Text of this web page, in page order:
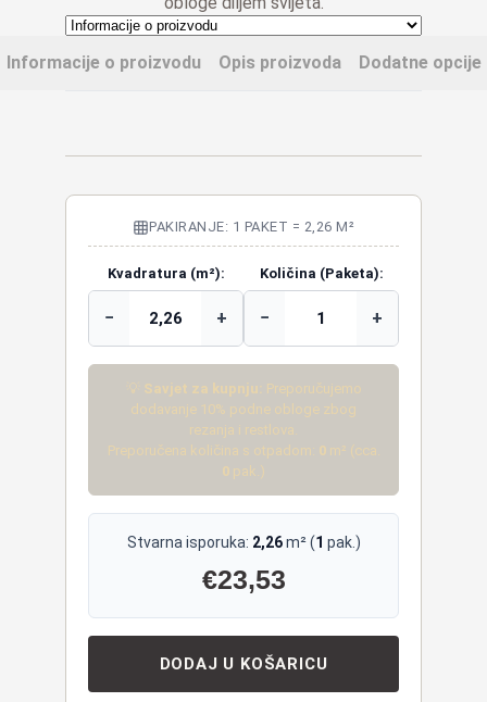
Informacije o proizvodu Opis proizvoda Dodatne opcije
PAKIRANJE: 1 PAKET = 2,26 M²
Kvadratura (m²):
− +
Količina (Paketa):
− +
💡 Savjet za kupnju: Preporučujemo
dodavanje 10% podne obloge zbog
rezanja i restlova.
Preporučena količina s otpadom: 0m² (cca.
0 pak.)
Stvarna isporuka: 2,26m² (1 pak.)
€23,53
DODAJ U KOŠARICU